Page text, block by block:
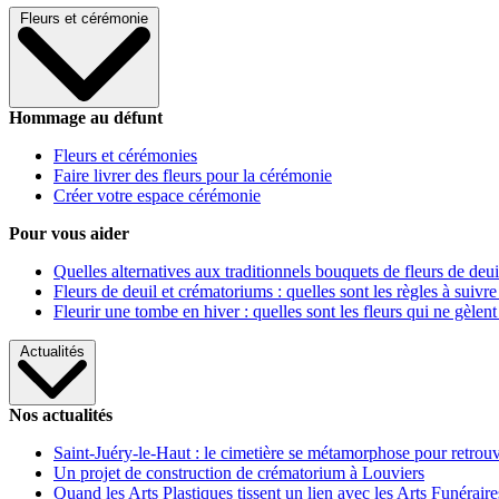
Fleurs et cérémonie
Hommage au défunt
Fleurs et cérémonies
Faire livrer des fleurs pour la cérémonie
Créer votre espace cérémonie
Pour vous aider
Quelles alternatives aux traditionnels bouquets de fleurs de
Fleurs de deuil et crématoriums : quelles sont les règles à
Fleurir une tombe en hiver : quelles sont les fleurs qui ne gèlent
Actualités
Nos actualités
Saint-Juéry-le-Haut : le cimetière se métamorphose pour
Un projet de construction de crématorium à Louviers
Quand les Arts Plastiques tissent un lien avec les Arts